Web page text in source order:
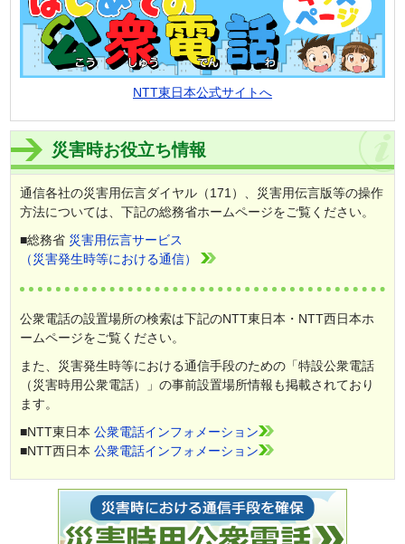
NTT東日本公式サイトへ
災害時お役立ち情報
通信各社の災害用伝言ダイヤル（171）、災害用伝言版等の操作
方法については、下記の総務省ホームページをご覧ください。
■総務省 災害用伝言サービス
（災害発生時等における通信）
公衆電話の設置場所の検索は下記のNTT東日本・NTT西日本ホ
ームページをご覧ください。
また、災害発生時等における通信手段のための「特設公衆電話
（災害時用公衆電話）」の事前設置場所情報も掲載されており
ます。
■NTT東日本公衆電話インフォメーション
■NTT西日本公衆電話インフォメーション